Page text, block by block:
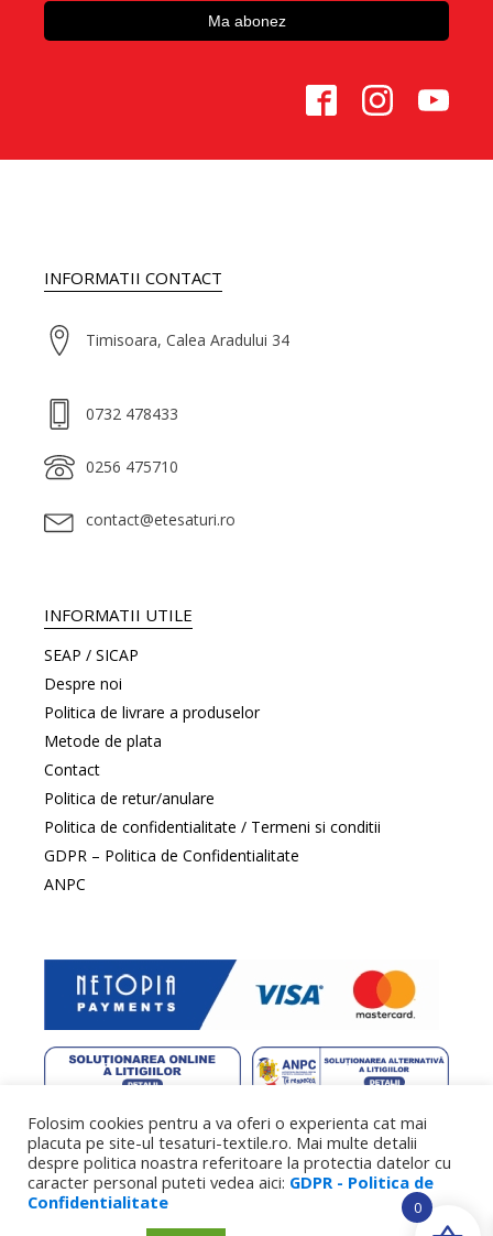
INFORMATII CONTACT
Timisoara, Calea Aradului 34
0732 478433
0256 475710
contact@etesaturi.ro
INFORMATII UTILE
SEAP / SICAP
Despre noi
Politica de livrare a produselor
Metode de plata
Contact
Politica de retur/anulare
Politica de confidentialitate / Termeni si conditii
GDPR – Politica de Confidentialitate
ANPC
web design by DowMedia |gazduire webby SpeedHost
Folosim cookies pentru a va oferi o experienta cat mai
placuta pe site-ul tesaturi-textile.ro. Mai multe detalii
despre politica noastra referitoare la protectia datelor cu
caracter personal puteti vedea aici: GDPR - Politica de
Confidentialitate
0